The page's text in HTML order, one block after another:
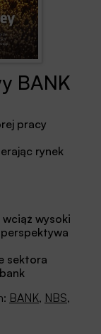
BANK
pracy
rynek
wysoki
sektora
BANK, NBS,